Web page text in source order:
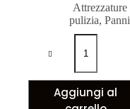
Attrezzature
pulizia,Panni
Aggiungi al